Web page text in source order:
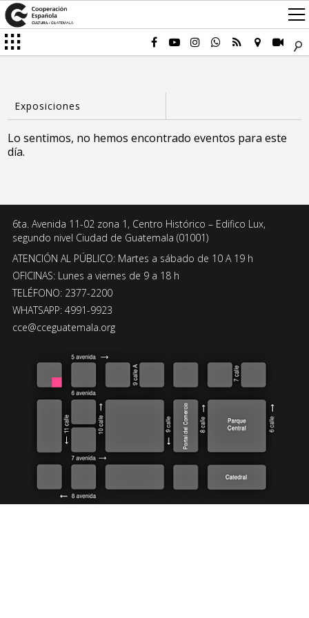
Lo sentimos, no hemos encontrado eventos para este
día.
6ta. Avenida 11-02 zona 1, Centro Histórico – Edifico Lux,
segundo nivel Ciudad de Guatemala (01001)
ATENCIÓN AL PÚBLICO: Martes a sábado de 10 A 19 h
OFICINAS: Lunes a viernes de 9 a 18 h
TELÉFONO: 2377-2200
WHATSAPP: 4991-9923
cce@cceguatemala.org